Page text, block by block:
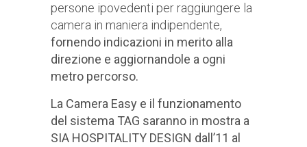
persone ipovedenti per raggiungere la
camera in maniera indipendente,
fornendo indicazioni in merito alla
direzione e aggiornandole a ogni
metro percorso.
La Camera Easy e il funzionamento
del sistema TAG saranno in mostra a
SIA HOSPITALITY DESIGN dall’11 al